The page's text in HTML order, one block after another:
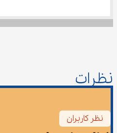
نظرات
نظر کاربران